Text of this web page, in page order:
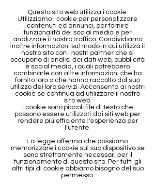
Questo sito web utilizza i cookie.
Utilizziamo i cookie per personalizzare
contenuti ed annunci, per fornire
funzionalità dei social media e per
analizzare il nostro traffico. Condividiamo
inoltre informazioni sul modo in cui utilizza il
nostro sito con i nostri partner che si
occupano di analisi dei dati web, pubblicità
e social media, i quali potrebbero
combinarle con altre informazioni che ha
fornito loro o che hanno raccolto dal suo
utilizzo dei loro servizi. Acconsenta ai nostri
cookie se continua ad utilizzare il nostro
sito web.
I cookie sono piccoli file di testo che
possono essere utilizzati dai siti web per
rendere più efficiente l'esperienza per
l'utente.
La legge afferma che possiamo
memorizzare i cookie sul suo dispositivo se
sono strettamente necessari per il
funzionamento di questo sito. Per tutti gli
altri tipi di cookie abbiamo bisogno del suo
permesso.